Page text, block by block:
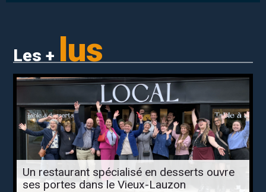
Les + lus
Un restaurant spécialisé en desserts ouvre
ses portes dans le Vieux-Lauzon